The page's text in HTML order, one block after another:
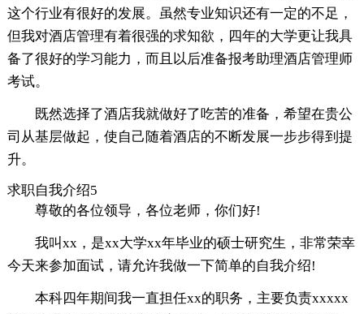
这个行业有很好的发展。虽然专业知识还有一定的不足，
但我对酒店管理有着很强的求知欲，四年的大学更让我具
备了很好的学习能力，而且以后准备报考助理酒店管理师
考试。
既然选择了酒店我就做好了吃苦的准备，希望在贵公
司从基层做起，使自己随着酒店的不断发展一步步得到提
升。
求职自我介绍5
尊敬的各位领导，各位老师，你们好!
我叫xx，是xx大学xx年毕业的硕士研究生，非常荣幸
今天来参加面试，请允许我做一下简单的自我介绍!
本科四年期间我一直担任xx的职务，主要负责xxxxx